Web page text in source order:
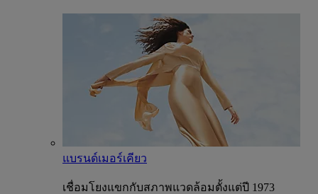
แบรนด์เมอร์เคียว
เชื่อมโยงแขกกับสภาพแวดล้อมตั้งแต่ปี 1973